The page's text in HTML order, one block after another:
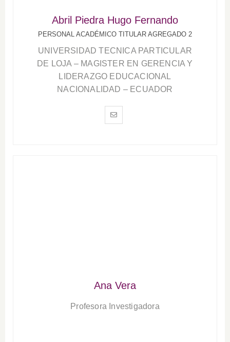
Abril Piedra Hugo Fernando
PERSONAL ACADÉMICO TITULAR AGREGADO 2
UNIVERSIDAD TECNICA PARTICULAR
DE LOJA – MAGISTER EN GERENCIA Y
LIDERAZGO EDUCACIONAL
NACIONALIDAD – ECUADOR
Ana Vera
Profesora Investigadora